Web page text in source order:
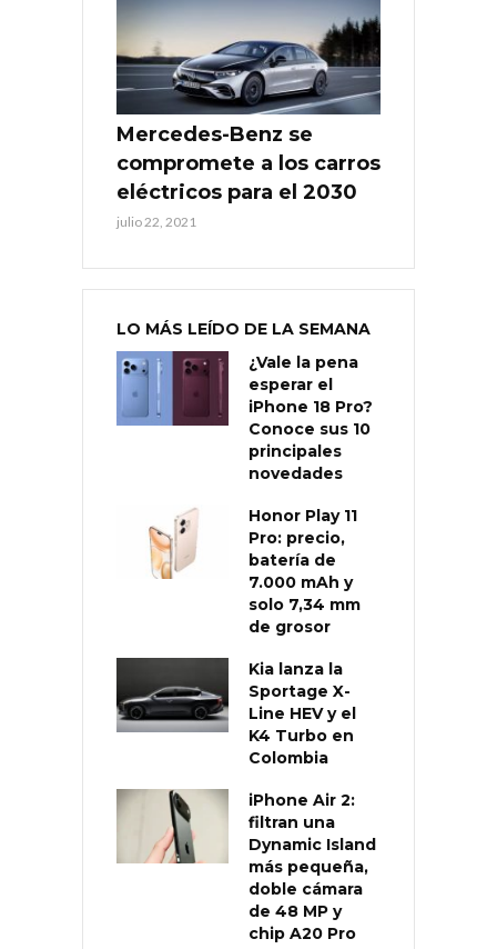
Mercedes-Benz se
compromete a los carros
eléctricos para el 2030
julio 22, 2021
LO MÁS LEÍDO DE LA SEMANA
¿Vale la pena
esperar el
iPhone 18 Pro?
Conoce sus 10
principales
novedades
Honor Play 11
Pro: precio,
batería de
7.000 mAh y
solo 7,34 mm
de grosor
Kia lanza la
Sportage X-
Line HEV y el
K4 Turbo en
Colombia
iPhone Air 2:
filtran una
Dynamic Island
más pequeña,
doble cámara
de 48 MP y
chip A20 Pro